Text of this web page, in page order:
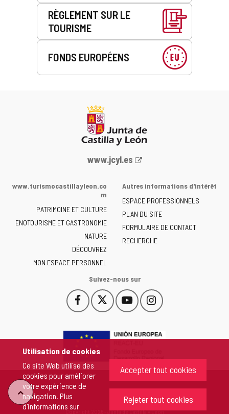
Utilisation de cookies
Ce site Web utilise des
cookies pour améliorer
votre expérience de
navigation. Plus
d'informations sur
Accepter tout cookies
Rejeter tout cookies
RÈGLEMENT SUR LE
TOURISME
FONDS EUROPÉENS
Portail
la
de
Castilla
y
León
-
www.jcyl.es
www.turismocastillayleon.co
m
PATRIMOINE ET CULTURE
ENOTOURISME ET GASTRONOMIE
NATURE
DÉCOUVREZ
MON ESPACE PERSONNEL
Autres informations d'intérêt
ESPACE PROFESSIONNELS
PLAN DU SITE
FORMULAIRE DE CONTACT
RECHERCHE
Suivez-nous sur
Facebook
Este
enlace
abrirá
una
ventana
nueva.
Este
enlace
abrirá
ventana
nueva.
YouTube
Este
enlace
abrirá
ventana
nueva.
Instagram
Este
enlace
abrirá
ventana
nueva.
"Retour
Copyright 2026 - Junta de Castilla y León